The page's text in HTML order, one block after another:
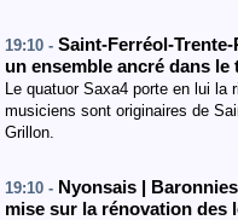
19:10 - Saint-Ferréol-
un ensemble ancré dans le
Le quatuor Saxa4 porte en lui la
musiciens sont originaires de
Grillon.
19:10 - Nyonsais |
mise sur la rénovation des